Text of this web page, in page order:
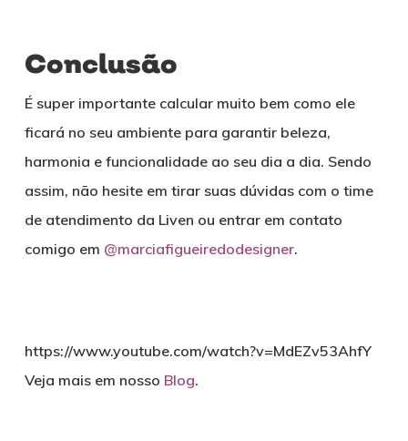
Conclusão
É super importante calcular muito bem como ele
ficará no seu ambiente para garantir beleza,
harmonia e funcionalidade ao seu dia a dia. Sendo
assim, não hesite em tirar suas dúvidas com o time
de atendimento da Liven ou entrar em contato
comigo em @marciafigueiredodesigner.
https://www.youtube.com/watch?v=MdEZv53AhfY
Veja mais em nosso Blog.